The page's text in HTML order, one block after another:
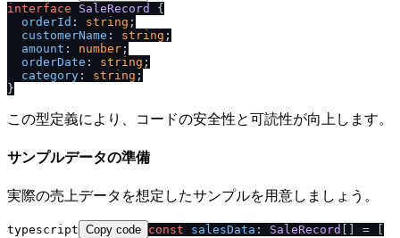
interface
SaleRecord
{
orderId : string ;
customerName : string ;
amount : number ;
orderDate : string ;
category : string ;
この型定義により、コードの安全性と可読性が向上します。
サンプルデータの準備
実際の売上データを想定したサンプルを用意しましょう。
typescript Copy code const salesData : SaleRecord
[] = [